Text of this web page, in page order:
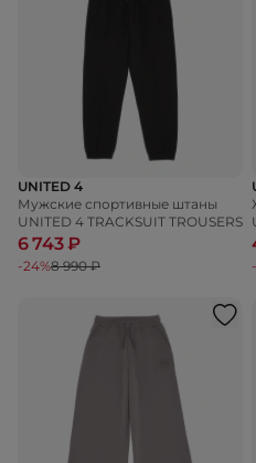
UNITED 4
Мужские спортивные штаны
UNITED 4 TRACKSUIT TROUSERS
6 743 ₽
-24%8 990 ₽